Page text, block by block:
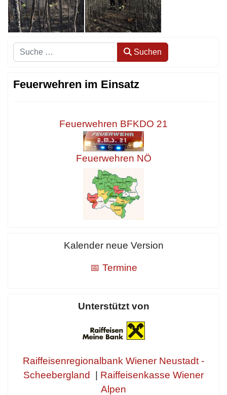
Suchen Suchen
Feuerwehren im Einsatz
Feuerwehren BFKDO 21
Feuerwehren NÖ
Kalender neue Version
📅 Termine
Unterstützt von
Raiffeisenregionalbank Wiener Neustadt -
Scheebergland | Raiffeisenkasse Wiener
Alpen